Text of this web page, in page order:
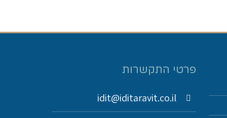
פרטי התקשרות
idit@iditaravit.co.il